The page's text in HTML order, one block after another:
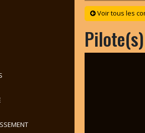
Voir tous les
Pilote(s)